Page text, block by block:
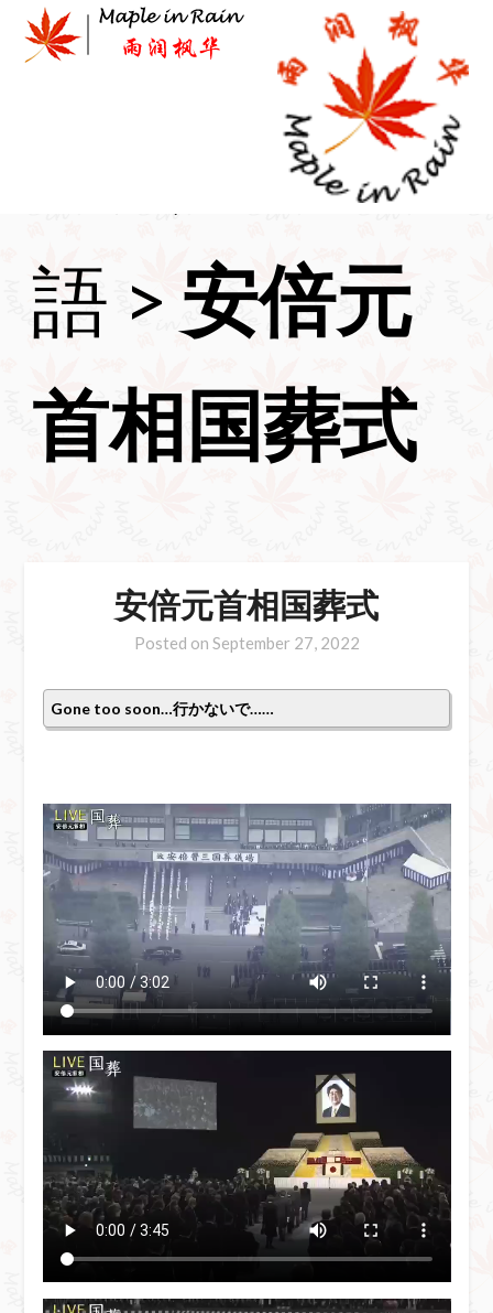
content
日本
語 > 安倍元
首相国葬式
安倍元首相国葬式
Posted on September 27, 2022
Gone too soon…行かないで……